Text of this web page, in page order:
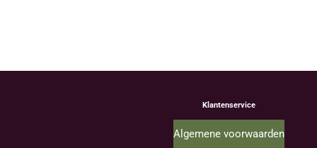
Klantenservice
Algemene voorwaarden